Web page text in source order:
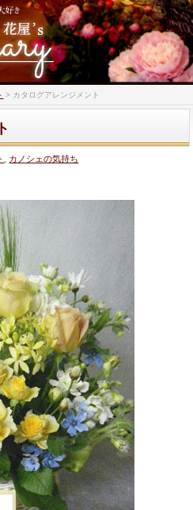
> カタログアレンジメント
カノシェの気持ち